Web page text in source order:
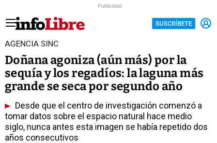
Publicidad
SUSCRÍBETE
AGENCIA SINC
Doñana agoniza (aún más) por la
sequía y los regadíos: la laguna más
grande se seca por segundo año
Desde que el centro de investigación comenzó a
tomar datos sobre el espacio natural hace medio
siglo, nunca antes esta imagen se había repetido dos
años consecutivos